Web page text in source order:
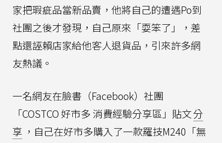
家把瑕疵品當新品賣，他將自己的遭遇Po到
社團之後才發現，自己原來「耍笨了」，差
點還誣賴店家給他客人退貨品，引來許多網
友熱議。
一名網友在臉書（Facebook）社團
「COSTCO 好市多 消費經驗分享區」貼文分
享 ，自己在好市多購入了一款羅技M240「無